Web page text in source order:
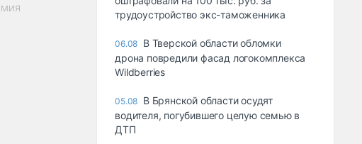
трудоустройство экс-таможенника
06.08 В Тверской области обломки
дрона повредили фасад логокомплекса
Wildberries
05.08 В Брянской области осудят
водителя, погубившего целую семью в
ДТП